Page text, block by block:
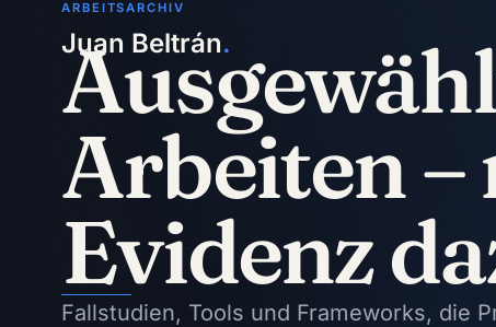
Juan Beltrán.
ARBEITSARCHIV
Arbeiten –
Evidenz
Fallstudien, Tools und Frameworks, die